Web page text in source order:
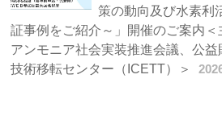
策の動向及び水素利
証事例をご紹介～」開催のご案内＜
アンモニア社会実装推進会議、公
技術移転センター（ICETT）＞